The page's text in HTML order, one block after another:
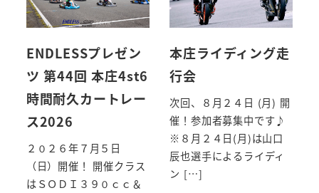
ENDLESSプレゼン
ツ 第44回 本庄4st6
時間耐久カートレー
ス2026
２０２６年７月５日
（日）開催！ 開催クラス
はＳＯＤＩ３９０ｃｃ＆
本庄ライディング走
行会
次回、８月２４日 (月) 開
催！参加者募集中です♪
※８月２４日(月)は山口
辰也選手によるライディ
ン […]